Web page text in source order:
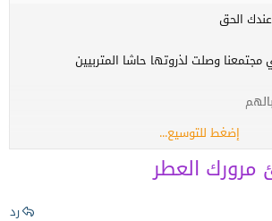
الحق
مجتمعنا وصلت لذروتها حاشا المتربيين
إضغط للتوسيع...
مرورك العطر
رد